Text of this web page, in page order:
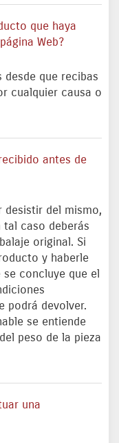
que haya
Web?
desde que recibas
cualquier causa o
antes de
desistir del mismo,
tal caso deberás
original. Si
y haberle
concluye que el
podrá devolver.
se entiende
peso de la pieza
una